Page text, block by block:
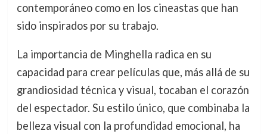
contemporáneo como en los cineastas que han
sido inspirados por su trabajo.
La importancia de Minghella radica en su
capacidad para crear películas que, más allá de su
grandiosidad técnica y visual, tocaban el corazón
del espectador. Su estilo único, que combinaba la
belleza visual con la profundidad emocional, ha